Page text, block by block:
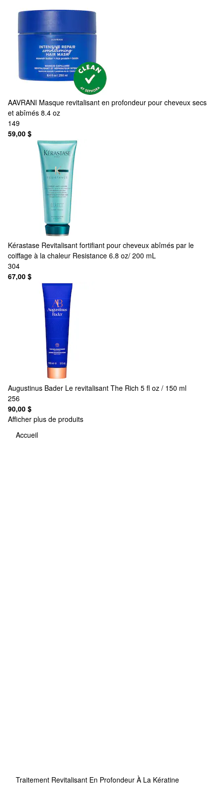
AAVRANI Masque revitalisant en profondeur pour cheveux secs
et abîmés 8.4 oz
149
59,00 $
Kérastase Revitalisant fortifiant pour cheveux abîmés par le
coiffage à la chaleur Resistance 6.8 oz/ 200 mL
304
67,00 $
Augustinus Bader Le revitalisant The Rich 5 fl oz / 150 ml
256
90,00 $
Afficher plus de produits
Accueil
Traitement Revitalisant En Profondeur À La Kératine